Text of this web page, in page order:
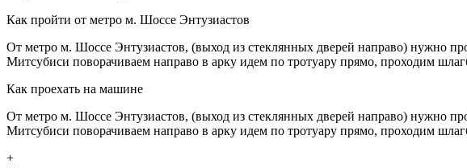
Как пройти от метро м. Шоссе Энтузиастов
От метро м. Шоссе Энтузиастов, (выход из стеклянных дверей направо) нужно
Митсубиси поворачиваем направо в арку идем по тротуару прямо, проходим
Как проехать на машине
От метро м. Шоссе Энтузиастов, (выход из стеклянных дверей направо) нужно
Митсубиси поворачиваем направо в арку идем по тротуару прямо, проходим
+